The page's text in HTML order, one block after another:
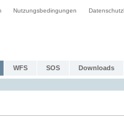
Nutzungsbedingungen
WFS SOS Downloads